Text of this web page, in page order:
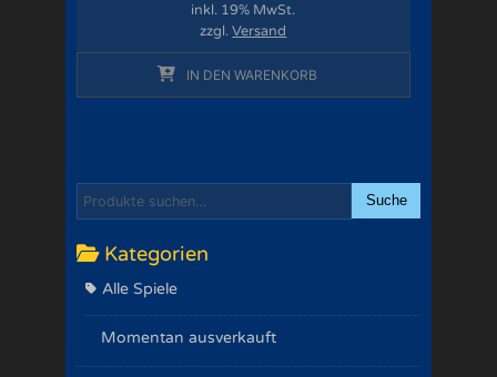
inkl. 19% MwSt.
zzgl.Versand
IN DEN WARENKORB
Suche
Kategorien
Alle Spiele
Momentan ausverkauft